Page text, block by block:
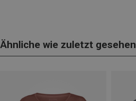
Ähnliche wie zuletzt gesehen